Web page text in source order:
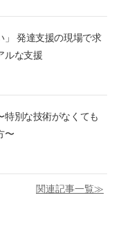
」 発達支援の現場で求
ルな支援
特別な技術がなくても
〜
関連記事一覧≫